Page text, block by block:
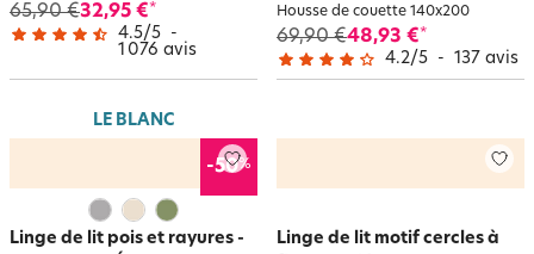
65,90 €32,95 €*
4.5/5 -
1 076 avis
Housse de couette 140x200
69,90 €48,93 €*
4.2/5 - 137 avis
LE BLANC
-50%
Linge de lit pois et rayures -
Linge de lit motif cercles à